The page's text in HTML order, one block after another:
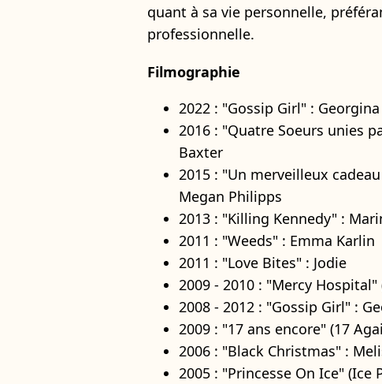
quant à sa vie personnelle,
professionnelle.
Filmographie
2022 : "Gossip Girl" :
2016 : "Quatre Soeurs unies
Baxter
2015 : "Un merveilleux
Megan Philipps
2013 : "Killing Kennedy" :
2011 : "Weeds" : Emma Karlin
2011 : "Love Bites" : Jodie
2009 - 2010 : "Mercy
2008 - 2012 : "Gossip Girl" :
2009 : "17 ans encore" (17
2006 : "Black Christmas" :
2005 : "Princesse On Ice" (Ice